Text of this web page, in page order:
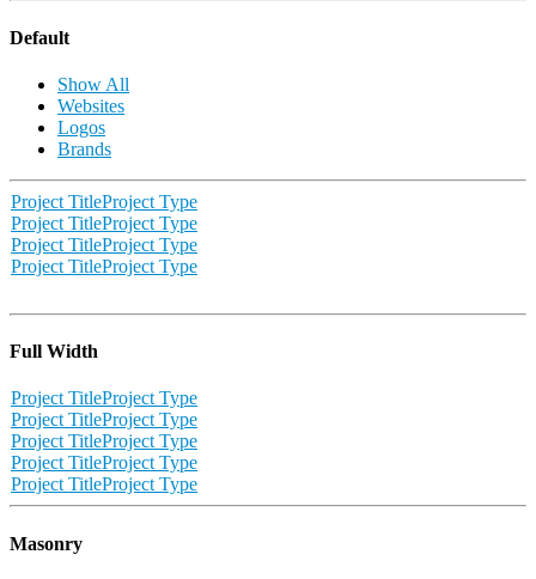
Default
Show All
Websites
Logos
Brands
Project TitleProject Type
Project TitleProject Type
Project TitleProject Type
Project TitleProject Type
Full Width
Project TitleProject Type
Project TitleProject Type
Project TitleProject Type
Project TitleProject Type
Project TitleProject Type
Masonry